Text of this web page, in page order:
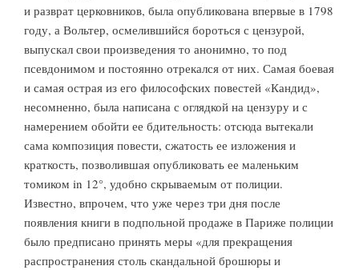
и разврат церковников, была опубликована впервые в 1798
году, а Вольтер, осмелившийся бороться с цензурой,
выпускал свои произведения то анонимно, то под
псевдонимом и постоянно отрекался от них. Самая боевая
и самая острая из его философских повестей «Кандид»,
несомненно, была написана с оглядкой на цензуру и с
намерением обойти ее бдительность: отсюда вытекали
сама композиция повести, сжатость ее изложения и
краткость, позволившая опубликовать ее маленьким
томиком in 12°, удобно скрываемым от полиции.
Известно, впрочем, что уже через три дня после
появления книги в подпольной продаже в Париже полиции
было предписано принять меры «для прекращения
распространения столь скандальной брошюры и